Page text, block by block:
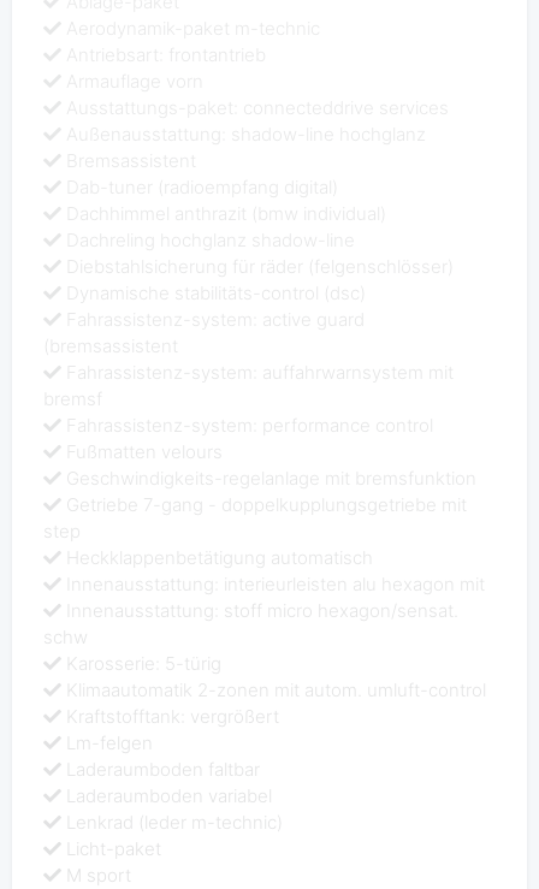
Außenausstattung: shadow-line hochglanz
Bremsassistent
Dab-tuner (radioempfang digital)
Dachhimmel anthrazit (bmw individual)
Dachreling hochglanz shadow-line
Diebstahlsicherung für räder (felgenschlösser)
Dynamische stabilitäts-control (dsc)
Fahrassistenz-system: active guard
(bremsassistent
Fahrassistenz-system: auffahrwarnsystem mit
bremsf
Fahrassistenz-system: performance control
Fußmatten velours
Geschwindigkeits-regelanlage mit bremsfunktion
Getriebe 7-gang - doppelkupplungsgetriebe mit
step
Heckklappenbetätigung automatisch
Innenausstattung: interieurleisten alu hexagon mit
Innenausstattung: stoff micro hexagon/sensat.
schw
Karosserie: 5-türig
Klimaautomatik 2-zonen mit autom. umluft-control
Kraftstofftank: vergrößert
Lm-felgen
Laderaumboden faltbar
Laderaumboden variabel
Lenkrad (leder m-technic)
Licht-paket
M sport